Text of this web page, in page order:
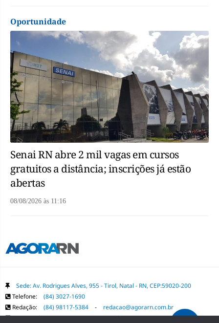
Oportunidade
Senai RN abre 2 mil vagas em cursos
gratuitos a distância; inscrições já estão
abertas
08/08/2026 às 11:16
Sede: Av. Rodrigues Alves, 955 - Tirol, Natal - RN, CEP:59020-200
Telefone:
(84) 3027-1690
Redação:
(84) 98117-5384 -
redacao@agorarn.com.br
Comercial: (84) 98117-1718 - publica@agorarn.com.br